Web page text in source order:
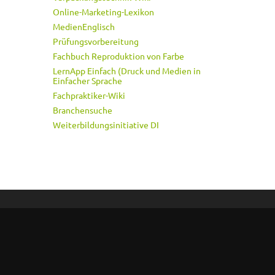
Online-Marketing-Lexikon
MedienEnglisch
Prüfungsvorbereitung
Fachbuch Reproduktion von Farbe
LernApp Einfach (Druck und Medien in
Einfacher Sprache
Fachpraktiker-Wiki
Branchensuche
Weiterbildungsinitiative DI